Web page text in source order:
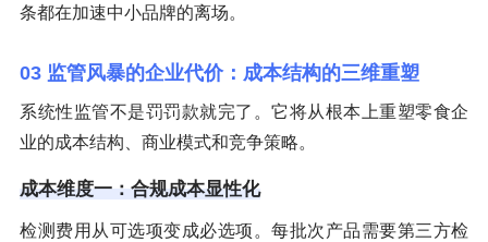
条都在加速中小品牌的离场。
03 监管风暴的企业代价：成本结构的三维重塑
系统性监管不是罚罚款就完了。它将从根本上重塑零食企
业的成本结构、商业模式和竞争策略。
成本维度一：合规成本显性化
检测费用从可选项变成必选项。每批次产品需要第三方检